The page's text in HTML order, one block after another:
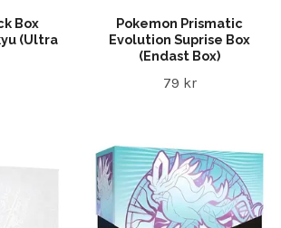
Box
(Ultra
Pokemon Prismatic
Evolution Suprise Box
(Endast Box)
79 kr